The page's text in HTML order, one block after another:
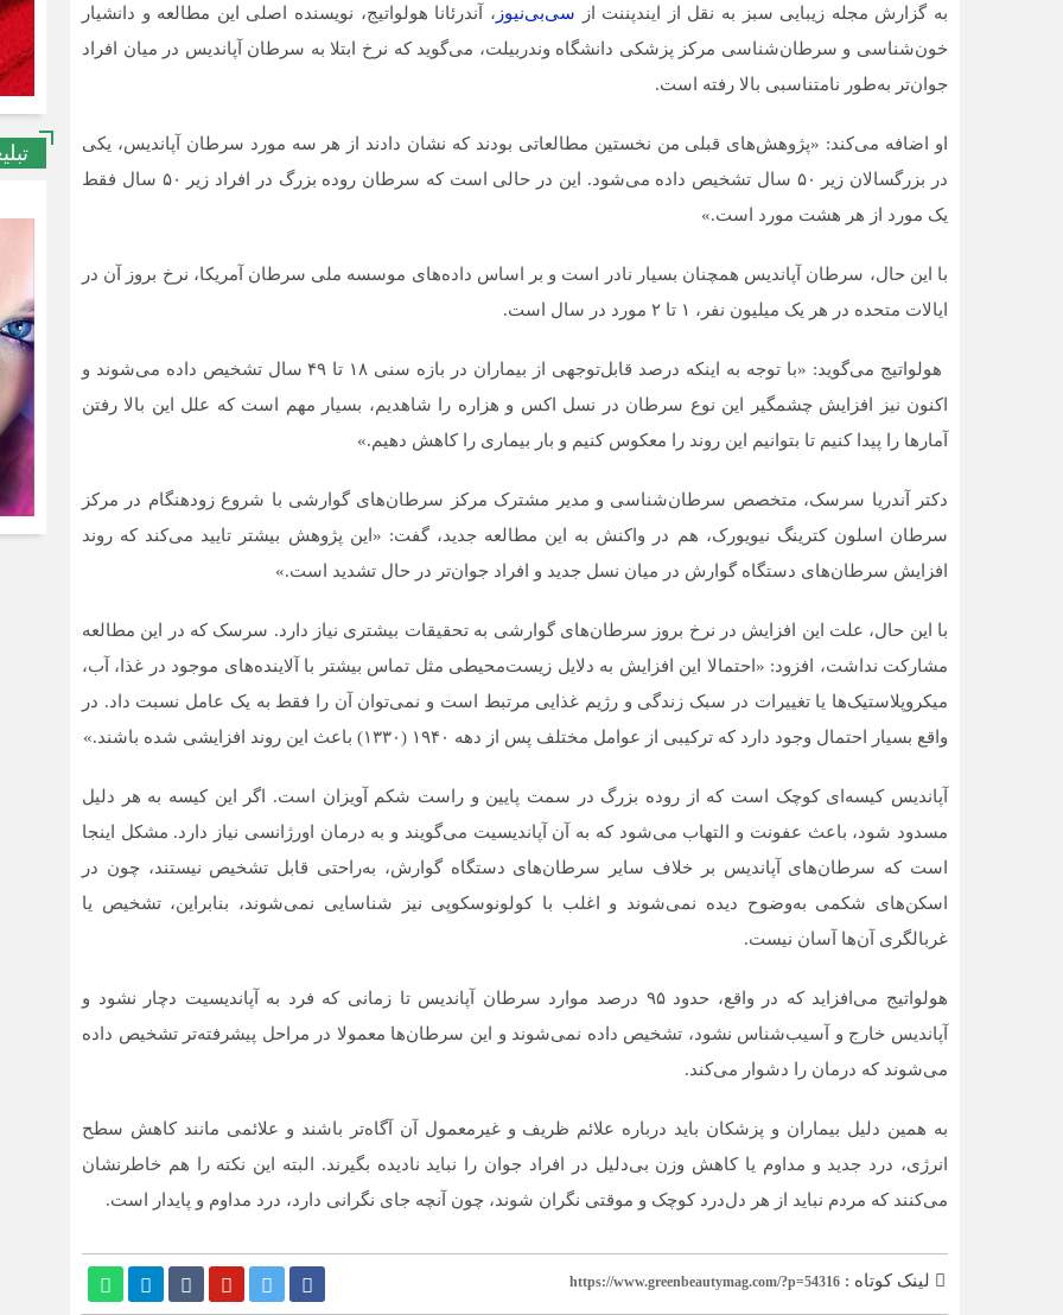
به گزارش مجله زیبایی سبز به نقل از ایندپننت از سی‌بی‌نیوز ، آندرئانا هولواتیج، نویسنده اصلی این مطالعه و دانشیار
خون‌شناسی و سرطان‌شناسی مرکز پزشکی دانشگاه وندربیلت، می‌گوید که نرخ ابتلا به سرطان آپاندیس در میان افراد
جوان‌تر به‌طور نامتناسبی بالا رفته است.
او اضافه می‌کند: «پژوهش‌های قبلی من نخستین مطالعاتی بودند که نشان دادند از هر سه مورد سرطان آپاندیس، یکی
در بزرگسالان زیر ۵۰ سال تشخیص داده می‌شود. این در حالی است که سرطان روده بزرگ در افراد زیر ۵۰ سال فقط
یک مورد از هر هشت مورد است.»
با این حال، سرطان آپاندیس همچنان بسیار نادر است و بر اساس داده‌های موسسه ملی سرطان آمریکا، نرخ بروز آن در
ایالات متحده در هر یک میلیون نفر، ۱ تا ۲ مورد در سال است.
هولواتیج می‌گوید: «با توجه به اینکه درصد قابل‌توجهی از بیماران در بازه سنی ۱۸ تا ۴۹ سال تشخیص داده می‌شوند و
اکنون نیز افزایش چشمگیر این نوع سرطان در نسل اکس و هزاره را شاهدیم، بسیار مهم است که علل این بالا رفتن
آمارها را پیدا کنیم تا بتوانیم این روند را معکوس کنیم و بار بیماری را کاهش دهیم.»
دکتر آندریا سرسک، متخصص سرطان‌شناسی و مدیر مشترک مرکز سرطان‌های گوارشی با شروع زودهنگام در مرکز
سرطان اسلون کترینگ نیویورک، هم در واکنش به این مطالعه جدید، گفت: «این پژوهش بیشتر تایید می‌کند که روند
افزایش سرطان‌های دستگاه گوارش در میان نسل‌ جدید و افراد جوان‌تر در حال تشدید است.»
با این حال، علت این افزایش در نرخ بروز سرطان‌های گوارشی به تحقیقات بیشتری نیاز دارد. سرسک که در این مطالعه
مشارکت نداشت، افزود: «احتمالا این افزایش به دلایل زیست‌محیطی مثل تماس بیشتر با آلاینده‌های موجود در غذا، آب،
میکروپلاستیک‌ها یا تغییرات در سبک زندگی و رژیم غذایی مرتبط است و نمی‌توان آن را فقط به یک عامل نسبت داد. در
واقع بسیار احتمال وجود دارد که ترکیبی از عوامل مختلف پس از دهه ۱۹۴۰ (۱۳۳۰) باعث این روند افزایشی شده‌ باشند.»
آپاندیس کیسه‌ای کوچک است که از روده بزرگ در سمت پایین و راست شکم آویزان است. اگر این کیسه به هر دلیل
مسدود شود، باعث عفونت و التهاب می‌شود که به آن آپاندیسیت می‌گویند و به درمان اورژانسی نیاز دارد. مشکل اینجا
است که سرطان‌های آپاندیس بر خلاف سایر سرطان‌های دستگاه گوارش، به‌راحتی قابل تشخیص نیستند، چون در
اسکن‌های شکمی به‌وضوح دیده نمی‌شوند و اغلب با کولونوسکوپی نیز شناسایی نمی‌شوند، بنابراین، تشخیص یا
غربالگری آن‌ها آسان نیست.
هولواتیج می‌افزاید که در واقع، حدود ۹۵ درصد موارد سرطان آپاندیس تا زمانی که فرد به آپاندیسیت دچار نشود و
آپاندیس خارج و آسیب‌شناس نشود، تشخیص داده نمی‌شوند و این سرطان‌ها معمولا در مراحل پیشرفته‌تر تشخیص داده
می‌شوند که درمان را دشوار می‌کند.
به همین دلیل بیماران و پزشکان باید درباره علائم ظریف و غیرمعمول آن آگاه‌تر باشند و علائمی مانند کاهش سطح
انرژی، درد جدید و مداوم یا کاهش وزن بی‌دلیل در افراد جوان را نباید نادیده بگیرند. البته این نکته را هم خاطرنشان
می‌کنند که مردم نباید از هر دل‌درد کوچک و موقتی نگران شوند، چون آنچه جای نگرانی دارد، درد مداوم و پایدار است.
لینک کوتاه : https://www.greenbeautymag.com/?p=54316